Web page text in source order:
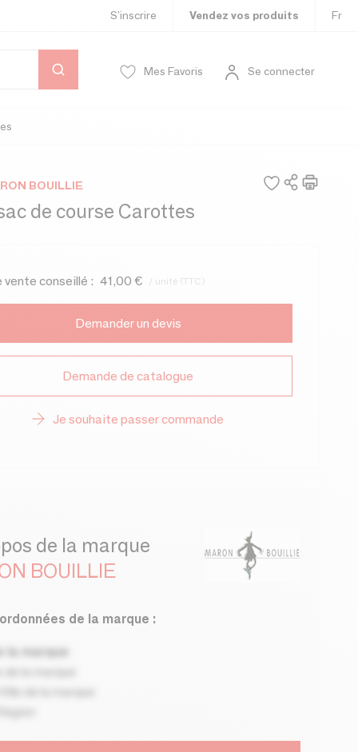
S’inscrire Vendez vos produits Fr
Mes Favoris Se connecter
BOUILLIE
de course Carottes
vente conseillé : 41,00 € / unité (TTC)
Demander un devis
Demande de catalogue
Je souhaite passer commande
de la marque
BOUILLIE
de la marque :
la marque